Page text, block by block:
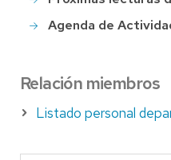
Agenda de
Relación miembros
Listado personal